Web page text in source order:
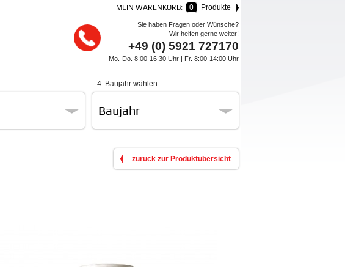
MEIN WARENKORB: 0 Produkte
Sie haben Fragen oder Wünsche?
Wir helfen gerne weiter!
+49 (0) 5921 727170
Mo.-Do. 8:00-16:30 Uhr | Fr. 8:00-14:00 Uhr
4. Baujahr wählen
Baujahr
zurück zur Produktübersicht